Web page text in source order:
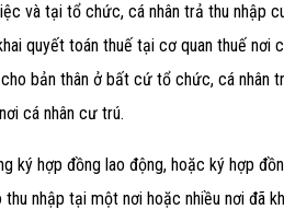
và tại tổ chức, cá nhân trả thu nhập
quyết toán thuế tại cơ quan thuế nơi
bản thân ở bất cứ tổ chức, cá nhân
cá nhân cư trú.
ký hợp đồng lao động, hoặc ký hợp
nhập tại một nơi hoặc nhiều nơi đã